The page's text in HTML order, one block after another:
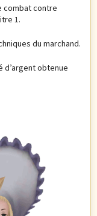
combat contre
1.
du marchand.
d’argent obtenue